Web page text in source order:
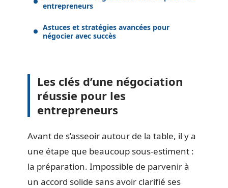
entrepreneurs
Astuces et stratégies avancées pour
négocier avec succès
Les clés d’une négociation
réussie pour les
entrepreneurs
Avant de s’asseoir autour de la table, il y a
une étape que beaucoup sous-estiment :
la préparation. Impossible de parvenir à
un accord solide sans avoir clarifié ses